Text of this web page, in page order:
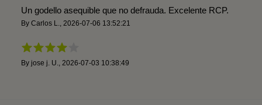
Un godello asequible que no defrauda. Excelente RCP.
By Carlos L. 2026-07-06 13:52:21
By jose j. U. 2026-07-03 10:38:49